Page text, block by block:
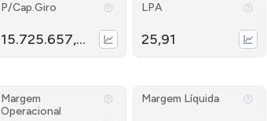
P/Cap.Giro
15.725.657,45
LPA
25,91
Margem
Operacional
Margem Líquida